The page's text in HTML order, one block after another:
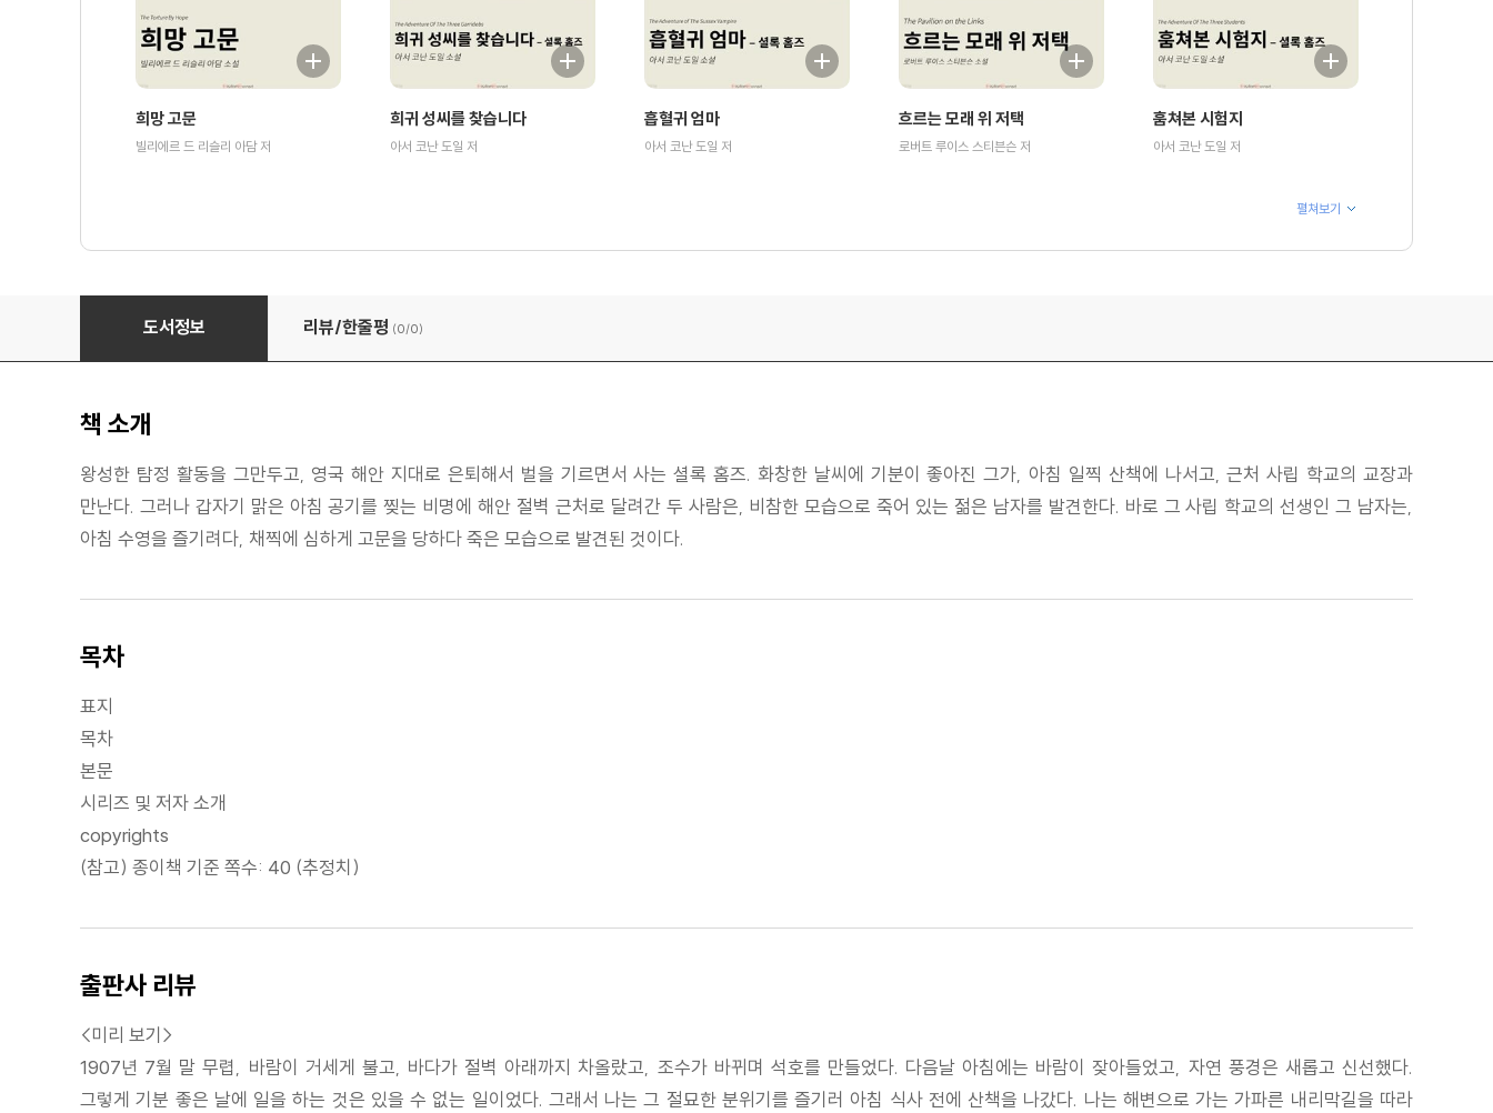
희망 고문
빌리에르 드 리슬리 아담 저
희귀 성씨를 찾습니다
아서 코난 도일 저
흡혈귀 엄마
아서 코난 도일 저
흐르는 모래 위 저택
로버트 루이스 스티븐슨 저
훔쳐본 시험지
아서 코난 도일 저
펼쳐보기
사자의 갈기 - 셜록 홈즈
도서정보 리뷰/한줄평 (0/0)
책 소개
왕성한 탐정 활동을 그만두고, 영국 해안 지대로 은퇴해서 벌을 기르면서 사는 셜록 홈즈. 화창한 날씨에 기분이 좋아진 그가, 아침 일찍 산책에 나서고, 근처 사립 학교의 교장과
만난다. 그러나 갑자기 맑은 아침 공기를 찢는 비명에 해안 절벽 근처로 달려간 두 사람은, 비참한 모습으로 죽어 있는 젊은 남자를 발견한다. 바로 그 사립 학교의 선생인 그 남자는,
아침 수영을 즐기려다, 채찍에 심하게 고문을 당하다 죽은 모습으로 발견된 것이다.
목차
표지
목차
본문
시리즈 및 저자 소개
copyrights
(참고) 종이책 기준 쪽수: 40 (추정치)
출판사 리뷰
<미리 보기>
1907년 7월 말 무렵, 바람이 거세게 불고, 바다가 절벽 아래까지 차올랐고, 조수가 바뀌며 석호를 만들었다. 다음날 아침에는 바람이 잦아들었고, 자연 풍경은 새롭고 신선했다.
그렇게 기분 좋은 날에 일을 하는 것은 있을 수 없는 일이었다. 그래서 나는 그 절묘한 분위기를 즐기러 아침 식사 전에 산책을 나갔다. 나는 해변으로 가는 가파른 내리막길을 따라